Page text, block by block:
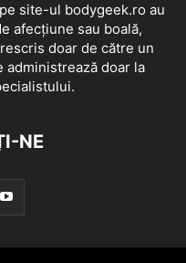
site-ul bodygeek.ro au
afecțiune sau boală,
doar de către un
administrează doar la
NE